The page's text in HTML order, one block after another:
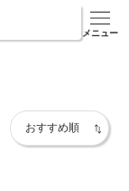
メニュー